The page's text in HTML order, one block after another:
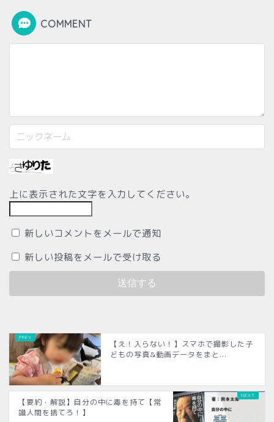
COMMENT
上に表示された文字を入力してください。
新しいコメントをメールで通知
新しい投稿をメールで受け取る
【え！入らない！】スマホで撮影した子
どもの写真&動画データをまと...
【要約・解説】自分の中に毒を持て【常
識人間を捨てろ！】